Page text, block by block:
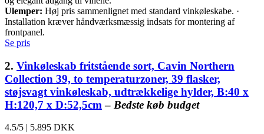
Ulemper: Høj pris sammenlignet med standard vinkøleskabe. ·
Installation kræver håndværksmæssig indsats for montering af
frontpanel.
Se pris
2. Vinkøleskab fritstående sort, Cavin Northern
Collection 39, to temperaturzoner, 39 flasker,
støjsvagt vinkøleskab, udtrækkelige hylder, B:40 x
H:120,7 x D:52,5cm – Bedste køb budget
4.5/5 | 5.895 DKK